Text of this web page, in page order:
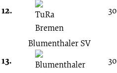
12.
30
13.
Blumenthaler SV
30